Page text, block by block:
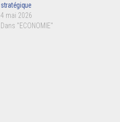
stratégique
4 mai 2026
Dans "ECONOMIE"